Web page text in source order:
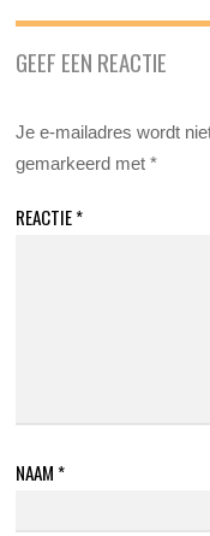
GEEF EEN REACTIE
Je e-mailadres wordt
gemarkeerd met*
REACTIE*
NAAM *